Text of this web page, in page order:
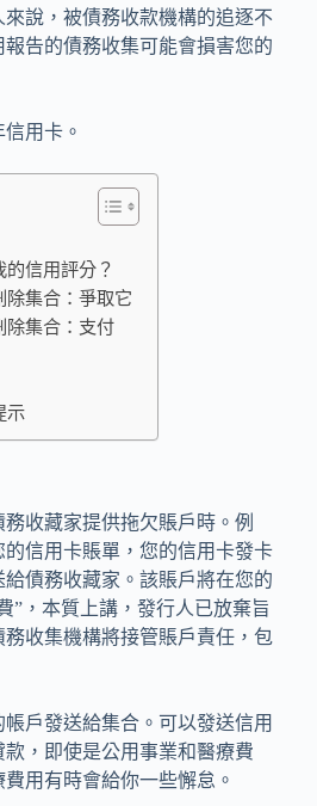
說，被債務收款機構的追逐不
告的債務收集可能會損害您的
用卡。
信用評分？
除集合：爭取它
除集合：支付
示
收藏家提供拖欠賬戶時。例
信用卡賬單，您的信用卡發卡
債務收藏家。該賬戶將在您的
”，本質上講，發行人已放棄旨
收集機構將接管賬戶責任，包
戶發送給集合。可以發送信用
，即使是公用事業和醫療費
用有時會給你一些懈怠。